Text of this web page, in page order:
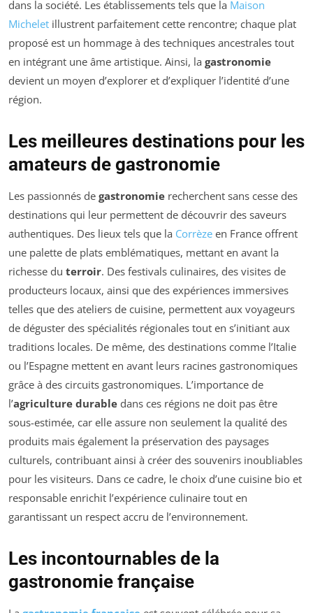
dans la société. Les établissements tels que la Maison
Michelet illustrent parfaitement cette rencontre; chaque plat
proposé est un hommage à des techniques ancestrales tout
en intégrant une âme artistique. Ainsi, la gastronomie
devient un moyen d’explorer et d’expliquer l’identité d’une
région.
Les meilleures destinations pour les
amateurs de gastronomie
Les passionnés de gastronomie recherchent sans cesse des
destinations qui leur permettent de découvrir des saveurs
authentiques. Des lieux tels que la Corrèze en France offrent
une palette de plats emblématiques, mettant en avant la
richesse du terroir. Des festivals culinaires, des visites de
producteurs locaux, ainsi que des expériences immersives
telles que des ateliers de cuisine, permettent aux voyageurs
de déguster des spécialités régionales tout en s’initiant aux
traditions locales. De même, des destinations comme l’Italie
ou l’Espagne mettent en avant leurs racines gastronomiques
grâce à des circuits gastronomiques. L’importance de
l’agriculture durable dans ces régions ne doit pas être
sous-estimée, car elle assure non seulement la qualité des
produits mais également la préservation des paysages
culturels, contribuant ainsi à créer des souvenirs inoubliables
pour les visiteurs. Dans ce cadre, le choix d’une cuisine bio et
responsable enrichit l’expérience culinaire tout en
garantissant un respect accru de l’environnement.
Les incontournables de la
gastronomie française